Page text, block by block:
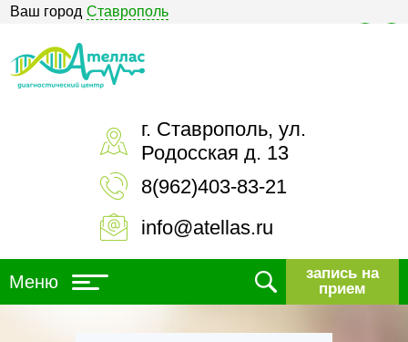
Ваш город Ставрополь
г. Ставрополь, ул.
Родосская д. 13
8(962)403-83-21
info@atellas.ru
Меню
запись на
прием